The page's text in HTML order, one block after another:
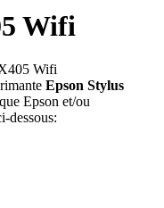
Wifi
Wifi
Epson Stylus
Epson et/ou
dessous: